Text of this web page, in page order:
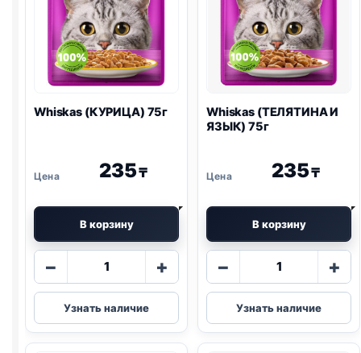
Whiskas (КУРИЦА) 75г
235₸
В корзину
−
Количество
Whiskas
(КУРИЦА)
75г
+
Узнать наличие
Whiskas (ТЕЛЯТИНА И
ЯЗЫК) 75г
235₸
В корзину
−
Количество
Whiskas
(ТЕЛЯТИНА
И
+
Узнать наличие